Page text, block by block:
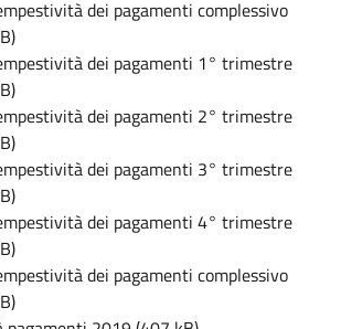
dei pagamenti complessivo
dei pagamenti 1° trimestre
dei pagamenti 2° trimestre
dei pagamenti 3° trimestre
dei pagamenti 4° trimestre
dei pagamenti complessivo